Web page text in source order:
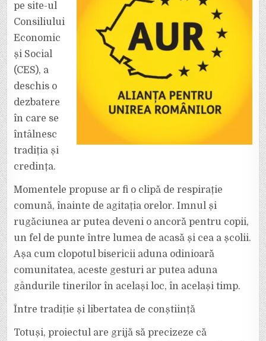
ROSTIREA
„TATĂL
NOSTRU”
TOATE
pe site-ul
Consiliului
Economic
și Social
(CES), a
deschis o
dezbatere
în care se
întâlnesc
tradiția și
credința.
Momentele propuse ar fi o clipă de respirație
comună, înainte de agitația orelor. Imnul și
rugăciunea ar putea deveni o ancoră pentru copii,
un fel de punte între lumea de acasă și cea a școlii.
Așa cum clopotul bisericii aduna odinioară
comunitatea, aceste gesturi ar putea aduna
gândurile tinerilor în același loc, în același timp.
Între tradiție și libertatea de conștiință
Totuși, proiectul are grijă să precizeze că